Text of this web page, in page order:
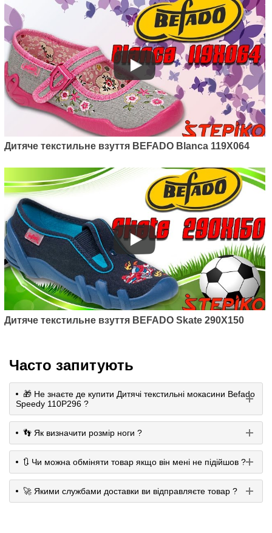
Дитяче текстильне взуття BEFADO Blanca 119X064
Дитяче текстильне взуття BEFADO Skate 290X150
Часто запитують
🎁 Не знаєте де купити Дитячі текстильні мокасини Befado
Speedy 110P296 ?
👣 Як визначити розмір ноги ?
🔃 Чи можна обміняти товар якщо він мені не підійшов ?
🚀 Якими службами доставки ви відправляєте товар ?